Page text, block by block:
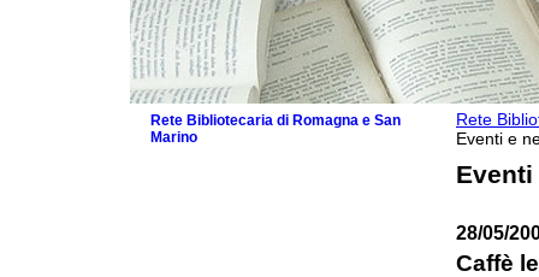
Rete
Eventi e
Eventi
28/05/
Caffè
Rete Bibliotecaria di Romagna e San
Marino